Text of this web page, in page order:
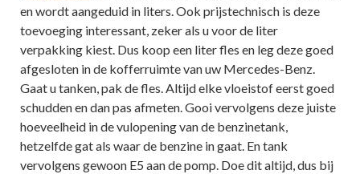
en wordt aangeduid in liters. Ook prijstechnisch is deze
toevoeging interessant, zeker als u voor de liter
verpakking kiest. Dus koop een liter fles en leg deze goed
afgesloten in de kofferruimte van uw Mercedes-Benz.
Gaat u tanken, pak de fles. Altijd elke vloeistof eerst goed
schudden en dan pas afmeten. Gooi vervolgens deze juiste
hoeveelheid in de vulopening van de benzinetank,
hetzelfde gat als waar de benzine in gaat. En tank
vervolgens gewoon E5 aan de pomp. Doe dit altijd, dus bij